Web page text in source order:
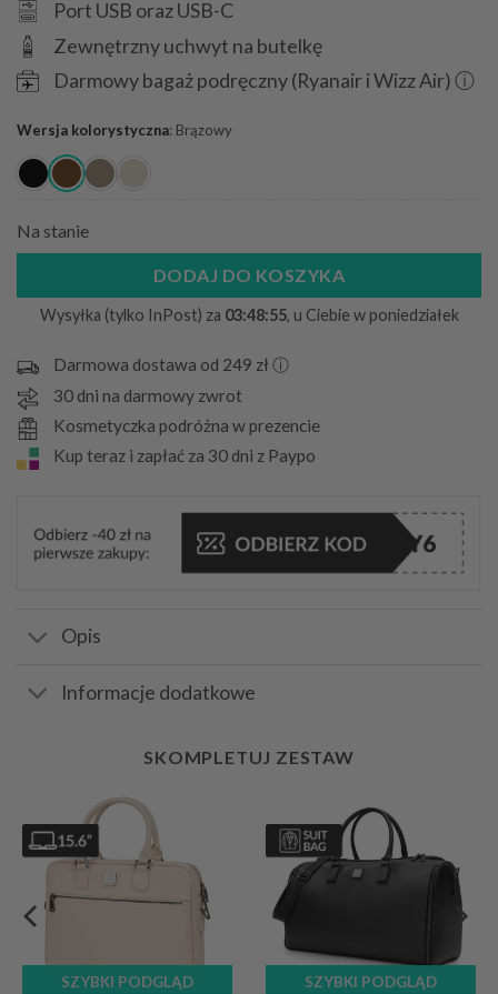
Port USB oraz USB-C
Zewnętrzny uchwyt na butelkę
Darmowy bagaż podręczny (Ryanair i Wizz Air) ⓘ
Wersja kolorystyczna: Brązowy
Na stanie
DODAJ DO KOSZYKA
Wysyłka (tylko InPost) za 03:48:53, u Ciebie w poniedziałek
Darmowa dostawa od 249 zł ⓘ
30 dni na darmowy zwrot
Kosmetyczka podróżna w prezencie
Kup teraz i zapłać za 30 dni z Paypo
Opis
Informacje dodatkowe
SKOMPLETUJ ZESTAW
SZYBKI PODGLĄD SZYBKI PODGLĄD